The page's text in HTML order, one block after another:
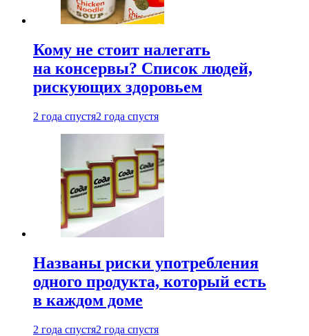
Кому не стоит налегать
на консервы? Список людей,
рискующих здоровьем
2 года спустя2 года спустя
Названы риски употребления
одного продукта, который есть
в каждом доме
2 года спустя2 года спустя